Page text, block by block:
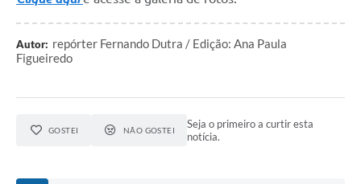
Autor: repórter Fernando Dutra / Edição: Ana Paula
Figueiredo
GOSTEI NÃO GOSTEI
Seja o primeiro a curtir esta
notícia.